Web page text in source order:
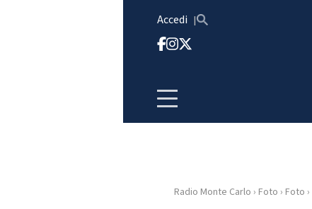
Accedi
HOMERadio Monte Carlo › Foto › Foto ›